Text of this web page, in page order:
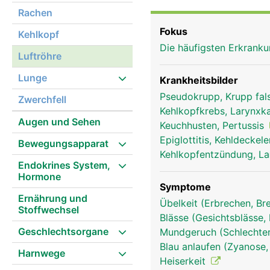
Rachen
Kehlkopf
Luftröhre
Lunge
Zwerchfell
Augen und Sehen
Bewegungsapparat
Endokrines System,
Hormone
Ernährung und
Stoffwechsel
Geschlechtsorgane
Harnwege
Fremdkörper wie
beweglichen
entweder geschluckt
Fokus
Die häufigsten
Krankheitsbilder
Pseudokrupp, Krupp
Kehlkopfkrebs,
Keuchhusten, Pertussis
Epiglottitis,
Kehlkopfentzündung,
Symptome
Übelkeit (Erbrechen,
Blässe
Mundgeruch
Blau anlaufen
Heiserkeit